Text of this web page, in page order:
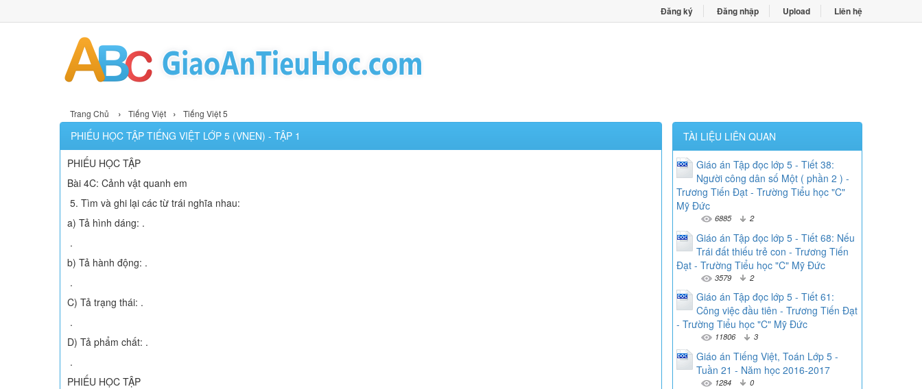
Đăng ký Đăng nhập Upload Liên hệ
Trang Chủ › Tiếng Việt › Tiếng Việt 5
PHIẾU HỌC TẬP TIẾNG VIỆT LỚP 5 (VNEN) - TẬP 1
PHIẾU HỌC TẬP
Bài 4C: Cảnh vật quanh em
5. Tìm và ghi lại các từ trái nghĩa nhau:
a) Tả hình dáng: .
.
b) Tả hành động: .
.
C) Tả trạng thái: .
.
D) Tả phẩm chất: .
.
PHIẾU HỌC TẬP
TÀI LIỆU LIÊN QUAN
Giáo án Tập đọc lớp 5 - Tiết 38:
Người công dân số Một ( phần 2 ) -
Trương Tiến Đạt - Trường Tiểu học "C"
Mỹ Đức
6885 2
Giáo án Tập đọc lớp 5 - Tiết 68: Nếu
Trái đất thiếu trẻ con - Trương Tiến
Đạt - Trường Tiểu học "C" Mỹ Đức
3579 2
Giáo án Tập đọc lớp 5 - Tiết 61:
Công việc đầu tiên - Trương Tiến Đạt
- Trường Tiểu học "C" Mỹ Đức
11806 3
Giáo án Tiếng Việt, Toán Lớp 5 -
Tuần 21 - Năm học 2016-2017
1284 0